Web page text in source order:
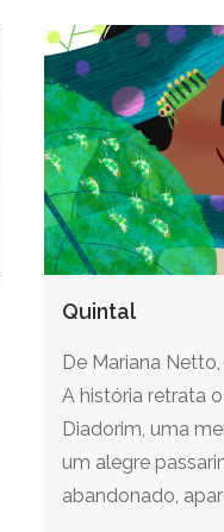
Quintal
De Mariana
A história retrata
Diadorim, uma
um alegre
abandonado,